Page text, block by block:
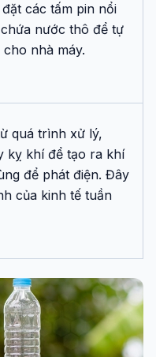
các tấm pin nổi
nước thô để tự
nhà máy.
quá trình xử lý,
kỵ khí để tạo ra khí
để phát điện. Đây
của kinh tế tuần